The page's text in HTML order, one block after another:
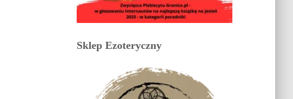
Sklep Ezoteryczny